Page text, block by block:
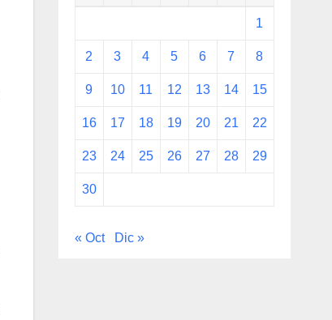
1
2 3 4 5 6 7 8
9 10 11 12 13 14 15
16 17 18 19 20 21 22
23 24 25 26 27 28 29
30
« Oct Dic »